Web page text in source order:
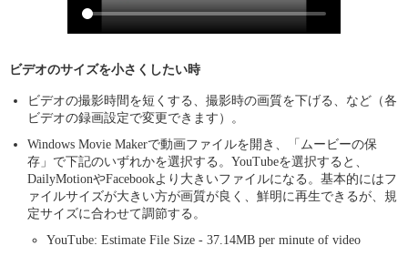
ビデオのサイズを小さくしたい時
ビデオの撮影時間を短くする、撮影時の画質を下げる、など（各
ビデオの録画設定で変更できます）。
Windows Movie Makerで動画ファイルを開き、「ムービーの保
存」で下記のいずれかを選択する。YouTubeを選択すると、
DailyMotionやFacebookより大きいファイルになる。基本的にはフ
ァイルサイズが大きい方が画質が良く、鮮明に再生できるが、規
定サイズに合わせて調節する。
YouTube: Estimate File Size - 37.14MB per minute of video